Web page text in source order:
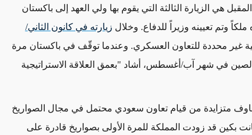
هي الزيارة الثالثة التي يقوم بها ولي العهد إلى باكستان
زيارته في كانون الثاني/
غير محددة للتعاون العسكري. وعندما توقّف في باكستان مرة
في شهر آب/أغسطس، أشاد "بعمق العلاقة الاستراتيجية
متزايدة من قيام تعاون سعودي محتمل في مجال الصواريخ
بكين قد زودت المملكة للمرة الأولى بصواريخ قادرة على